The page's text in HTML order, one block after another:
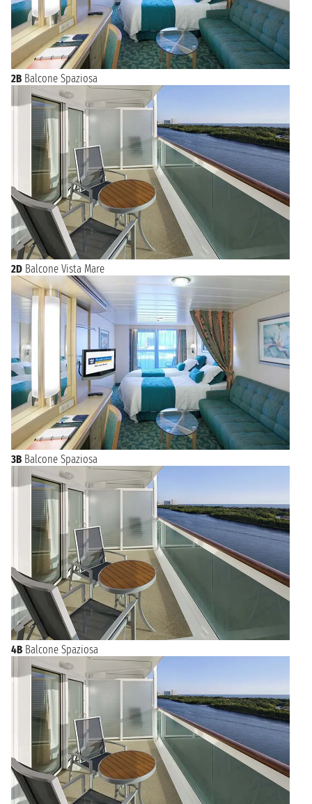
2B Balcone Spaziosa
2D Balcone Vista Mare
3B Balcone Spaziosa
4B Balcone Spaziosa